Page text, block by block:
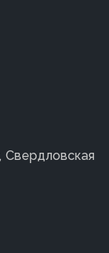
Свердловская